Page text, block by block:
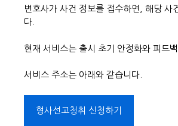
변호사가 사건 정보를 접수하면, 해당 사
다.
현재 서비스는 출시 초기 안정화와 피드
서비스 주소는 아래와 같습니다.
형사선고청취 신청하기